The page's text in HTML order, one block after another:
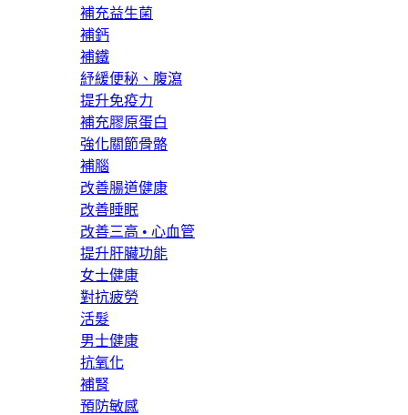
補充益生菌
補鈣
補鐵
紓緩便秘、腹瀉
提升免疫力
補充膠原蛋白
強化關節骨骼
補腦
改善腸道健康
改善睡眠
改善三高 • 心血管
提升肝臟功能
女士健康
對抗疲勞
活髮
男士健康
抗氧化
補腎
預防敏感